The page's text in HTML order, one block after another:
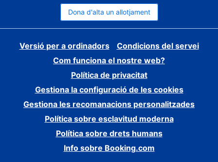
Dona d'alta un allotjament
Versió per a ordinadors
Condicions del servei
Com funciona el nostre web?
Política de privacitat
Gestiona la configuració de les cookies
Gestiona les recomanacions personalitzades
Política sobre esclavitud moderna
Política sobre drets humans
Info sobre Booking.com